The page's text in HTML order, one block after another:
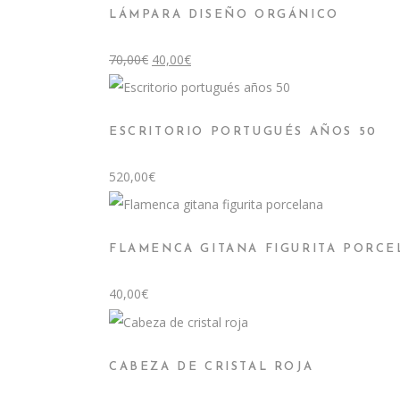
LÁMPARA DISEÑO ORGÁNICO
70,00€ precio
era:
70,00€.
40,00€precio
es:
40,00€.
ESCRITORIO PORTUGUÉS AÑOS 50
520,00€
FLAMENCA GITANA FIGURITA
40,00€
CABEZA DE CRISTAL ROJA